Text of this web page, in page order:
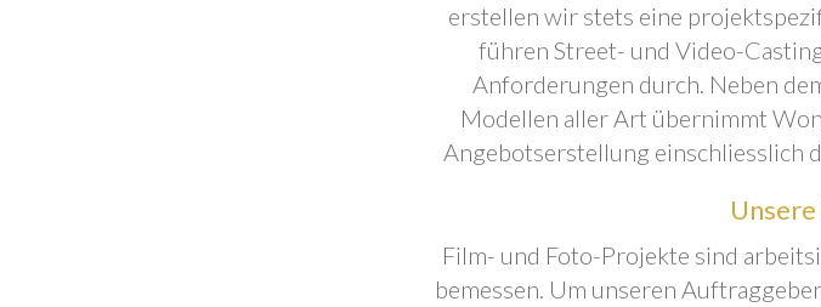
erstellen wir stets eine
führen Street- und Video-
Anforderungen durch. Neben
Modellen aller Art übernimmt
Angebotserstellung einschliesslich
Film- und Foto-Projekte sind
bemessen. Um unseren